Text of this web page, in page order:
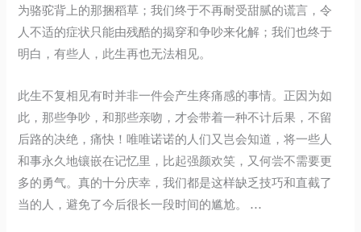
为骆驼背上的那捆稻草；我们终于不再耐受甜腻的谎言，令
人不适的症状只能由残酷的揭穿和争吵来化解；我们也终于
明白，有些人，此生再也无法相见。
此生不复相见有时并非一件会产生疼痛感的事情。正因为如
此，那些争吵，和那些亲吻，才会带着一种不计后果，不留
后路的决绝，痛快！唯唯诺诺的人们又岂会知道，将一些人
和事永久地镶嵌在记忆里，比起强颜欢笑，又何尝不需要更
多的勇气。真的十分庆幸，我们都是这样缺乏技巧和直截了
当的人，避免了今后很长一段时间的尴尬。 …